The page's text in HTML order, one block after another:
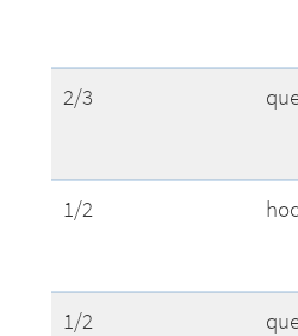
2/3
1/2
1/2